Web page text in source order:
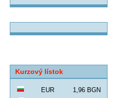
Kurzový lístok
EUR
1,96 BGN